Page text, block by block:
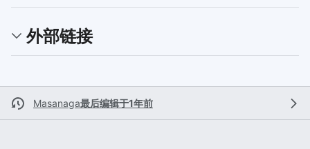
外部链接
Masanaga最后编辑于1年前